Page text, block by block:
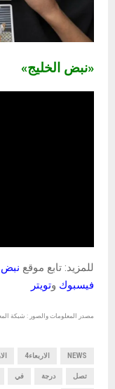
«نبض الخليج»
للمزيد: تابع موقع نبض
فيسبوك وتويتر
مصدر المعلومات والصور : شبكة
NEWS الاربعاء4
تصل درجة في